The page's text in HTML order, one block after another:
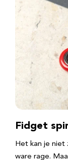
Fidget
Het kan je niet
ware rage.